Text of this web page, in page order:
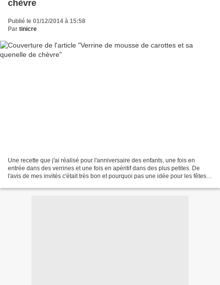
chèvre
Publié le 01/12/2014 à 15:58
Par tinicre
Une recette que j'ai réalisé pour l'anniversaire des enfants, une fois en
entrée dans des verrines et une fois en apéritif dans des plus petites. De
l'avis de mes invités c'était très bon et pourquoi pas une idée pour les fêtes